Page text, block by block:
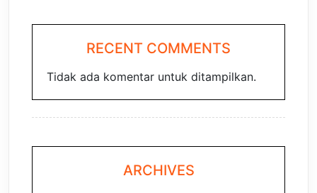
RECENT COMMENTS
Tidak ada komentar untuk ditampilkan.
ARCHIVES